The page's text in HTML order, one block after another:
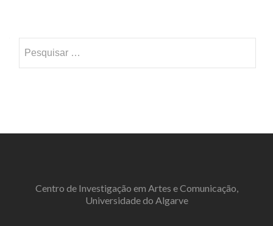
por:
Centro de Investigação em Artes e Comunicação,
Universidade do Algarve